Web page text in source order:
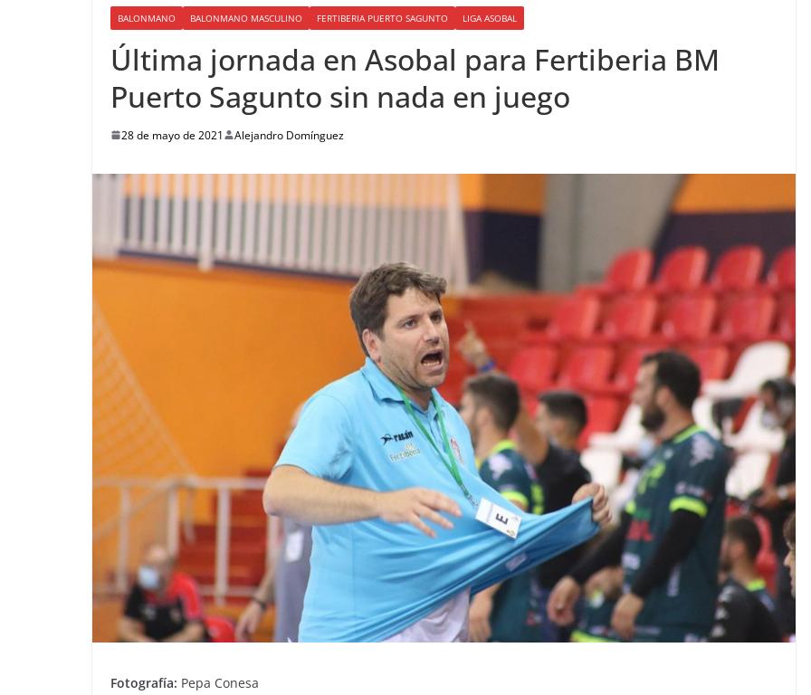
BALONMANO BALONMANO MASCULINO FERTIBERIA PUERTO SAGUNTO LIGA ASOBAL
Última jornada en Asobal para Fertiberia BM
Puerto Sagunto sin nada en juego
28 de mayo de 2021 Alejandro Domínguez
Fotografía: Pepa Conesa